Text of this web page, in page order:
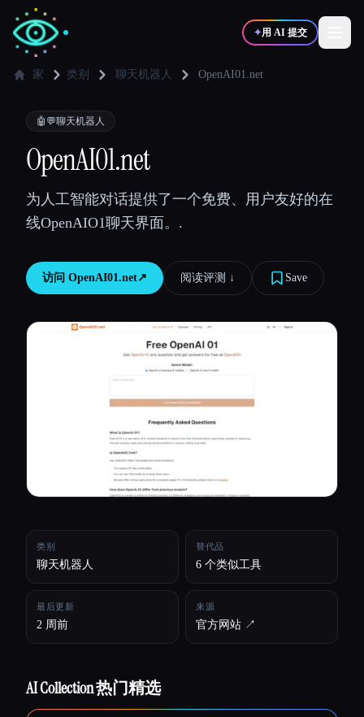
✦用 AI 提交
✍️写作者
💻
🎓学生
Esc
家 类别 聊天机器人 OpenAI01.net
🤖💬聊天机器人
OpenAI01.net
为人工智能对话提供了一个免费、用户友好的在
线OpenAIO1聊天界面。.
访问 OpenAI01.net↗︎ 阅读评测 ↓︎ Save
类别
聊天机器人
替代品
6 个类似工具
最后更新
2 周前
来源
官方网站 ↗︎
AI Collection 热门精选